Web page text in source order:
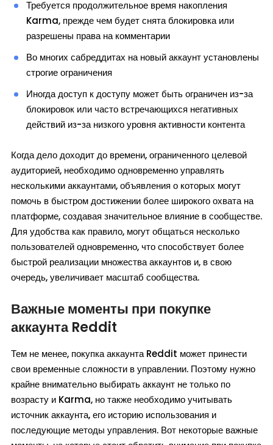
Требуется продолжительное время накопления
Karma, прежде чем будет снята блокировка или
разрешены права на комментарии
Во многих сабреддитах на новый аккаунт установлены
строгие ограничения
Иногда доступ к доступу может быть ограничен из-за
блокировок или часто встречающихся негативных
действий из-за низкого уровня активности контента
Когда дело доходит до времени, ограниченного целевой
аудиторией, необходимо одновременно управлять
несколькими аккаунтами, объявления о которых могут
помочь в быстром достижении более широкого охвата на
платформе, создавая значительное влияние в сообществе.
Для удобства как правило, могут общаться несколько
пользователей одновременно, что способствует более
быстрой реализации множества аккаунтов и, в свою
очередь, увеличивает масштаб сообщества.
Важные моменты при покупке
аккаунта Reddit
Тем не менее, покупка аккаунта Reddit может принести
свои временные сложности в управлении. Поэтому нужно
крайне внимательно выбирать аккаунт не только по
возрасту и Karma, но также необходимо учитывать
источник аккаунта, его историю использования и
последующие методы управления. Вот некоторые важные